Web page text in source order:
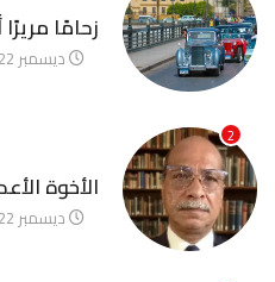
زحامًا
ديسمبر 22, 2025
2
الأخوة
ديسمبر 22, 2025